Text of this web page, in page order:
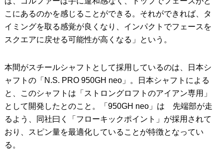
こにあるのかを感じることができる。それができれば、タ
イミングを取る感覚が良くなり、インパクトでフェースを
スクエアに戻せる可能性が高くなる」という。
本間がスチールシャフトとして採用しているのは、日本シ
ャフトの「N.S. PRO 950GH neo」。日本シャフトによる
と、このシャフトは「ストロングロフトのアイアン専用」
として開発したとのこと。「950GH neo」は 先端部が走
るよう、同社曰く「フローキックポイント」が採用されて
おり、スピン量を最適化していることが特徴となってい
る。